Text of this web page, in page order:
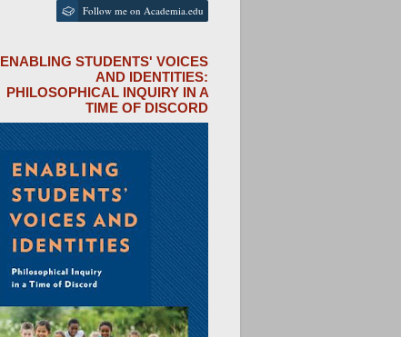
Follow me on Academia.edu
ENABLING STUDENTS' VOICES
AND IDENTITIES:
PHILOSOPHICAL INQUIRY IN A
TIME OF DISCORD